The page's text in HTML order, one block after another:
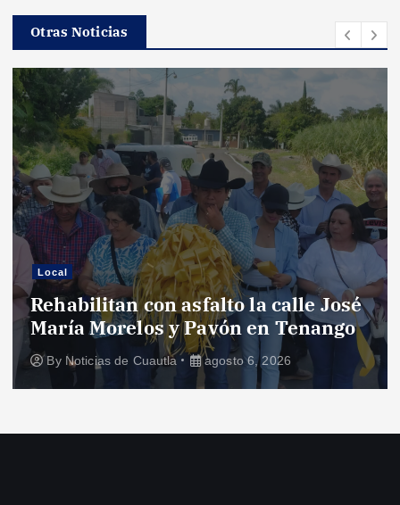
Otras Noticias
Local
Rehabilitan con asfalto la calle José
María Morelos y Pavón en Tenango
By Noticias de Cuautla agosto 6, 2026